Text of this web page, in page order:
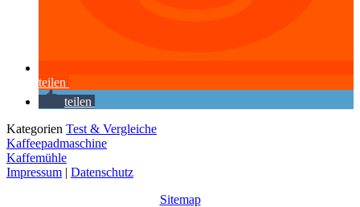
teilen
teilen
Kategorien Test & Vergleiche
Kaffeepadmaschine
Kaffemühle
Impressum | Datenschutz
Sitemap